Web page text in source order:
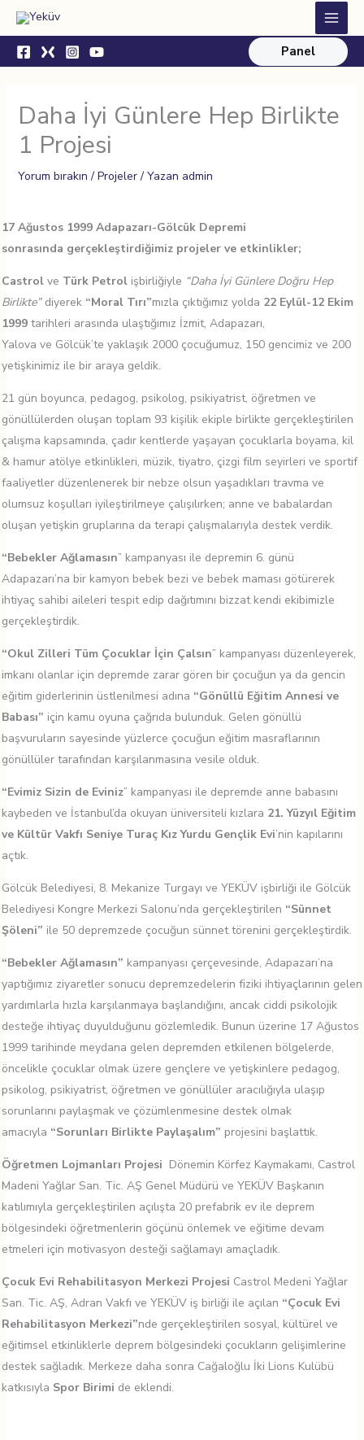
İçeriğe
Main
Menu
Panel
Daha İyi Günlere Hep Birlikte
1 Projesi
Yorum bırakın / Projeler/ Yazan admin
17 Ağustos 1999 Adapazarı-Gölcük Depremi
sonrasında gerçekleştirdiğimiz projeler ve etkinlikler;
Castrol ve Türk Petrol işbirliğiyle “Daha İyi Günlere Doğru Hep
Birlikte”diyerek “Moral Tırı”mızla çıktığımız yolda 22 Eylül-12 Ekim
1999tarihleri arasında ulaştığımız İzmit, Adapazarı,
Yalova ve Gölcük’te yaklaşık 2000 çocuğumuz, 150 gencimiz ve 200
yetişkinimiz ile bir araya geldik.
21 gün boyunca, pedagog, psikolog, psikiyatrist, öğretmen ve
gönüllülerden oluşan toplam 93 kişilik ekiple birlikte gerçekleştirilen
çalışma kapsamında, çadır kentlerde yaşayan çocuklarla boyama, kil
& hamur atölye etkinlikleri, müzik, tiyatro, çizgi film seyirleri ve sportif
faaliyetler düzenlenerek bir nebze olsun yaşadıkları travma ve
olumsuz koşulları iyileştirilmeye çalışılırken; anne ve babalardan
oluşan yetişkin gruplarına da terapi çalışmalarıyla destek verdik.
“Bebekler Ağlamasın” kampanyası ile depremin 6. günü
Adapazarı’na bir kamyon bebek bezi ve bebek maması götürerek
ihtiyaç sahibi aileleri tespit edip dağıtımını bizzat kendi ekibimizle
gerçekleştirdik.
“Okul Zilleri Tüm Çocuklar İçin Çalsın” kampanyası düzenleyerek,
imkanı olanlar için depremde zarar gören bir çocuğun ya da gencin
eğitim giderlerinin üstlenilmesi adına “Gönüllü Eğitim Annesi ve
Babası” için kamu oyuna çağrıda bulunduk. Gelen gönüllü
başvuruların sayesinde yüzlerce çocuğun eğitim masraflarının
gönüllüler tarafından karşılanmasına vesile olduk.
“Evimiz Sizin de Eviniz” kampanyası ile depremde anne babasını
kaybeden ve İstanbul’da okuyan üniversiteli kızlara 21. Yüzyıl Eğitim
ve Kültür Vakfı Seniye Turaç Kız Yurdu Gençlik Evi’nin kapılarını
açtık.
Gölcük Belediyesi, 8. Mekanize Turgayı ve YEKÜV işbirliği ile Gölcük
Belediyesi Kongre Merkezi Salonu’nda gerçekleştirilen “Sünnet
Şöleni” ile 50 depremzede çocuğun sünnet törenini gerçekleştirdik.
“Bebekler Ağlamasın” kampanyası çerçevesinde, Adapazarı’na
yaptığımız ziyaretler sonucu depremzedelerin fiziki ihtiyaçlarının gelen
yardımlarla hızla karşılanmaya başlandığını, ancak ciddi psikolojik
desteğe ihtiyaç duyulduğunu gözlemledik. Bunun üzerine 17 Ağustos
1999 tarihinde meydana gelen depremden etkilenen bölgelerde,
öncelikle çocuklar olmak üzere gençlere ve yetişkinlere pedagog,
psikolog, psikiyatrist, öğretmen ve gönüllüler aracılığıyla ulaşıp
sorunlarını paylaşmak ve çözümlenmesine destek olmak
amacıyla “Sorunları Birlikte Paylaşalım” projesini başlattık.
Öğretmen Lojmanları Projesi Dönemin Körfez Kaymakamı, Castrol
Madeni Yağlar San. Tic. AŞ Genel Müdürü ve YEKÜV Başkanın
katılımıyla gerçekleştirilen açılışta 20 prefabrik ev ile deprem
bölgesindeki öğretmenlerin göçünü önlemek ve eğitime devam
etmeleri için motivasyon desteği sağlamayı amaçladık.
Çocuk Evi Rehabilitasyon Merkezi Projesi Castrol Medeni Yağlar
San. Tic. AŞ, Adran Vakfı ve YEKÜV iş birliği ile açılan “Çocuk Evi
Rehabilitasyon Merkezi”nde gerçekleştirilen sosyal, kültürel ve
eğitimsel etkinliklerle deprem bölgesindeki çocukların gelişimlerine
destek sağladık. Merkeze daha sonra Cağaloğlu İki Lions Kulübü
katkısıyla Spor Birimi de eklendi.